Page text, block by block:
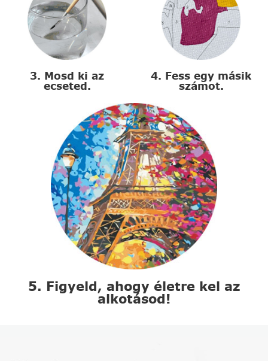
3. Mosd ki az
ecseted.
4. Fess egy másik
számot.
5. Figyeld, ahogy életre kel az
alkotásod!